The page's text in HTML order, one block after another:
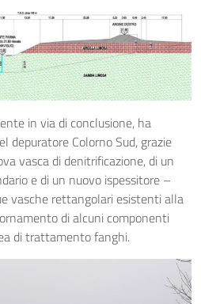
in via di conclusione, ha
depuratore Colorno Sud, grazie
vasca di denitrificazione, di un
e di un nuovo ispessitore –
vasche rettangolari esistenti alla
di alcuni componenti
di trattamento fanghi.